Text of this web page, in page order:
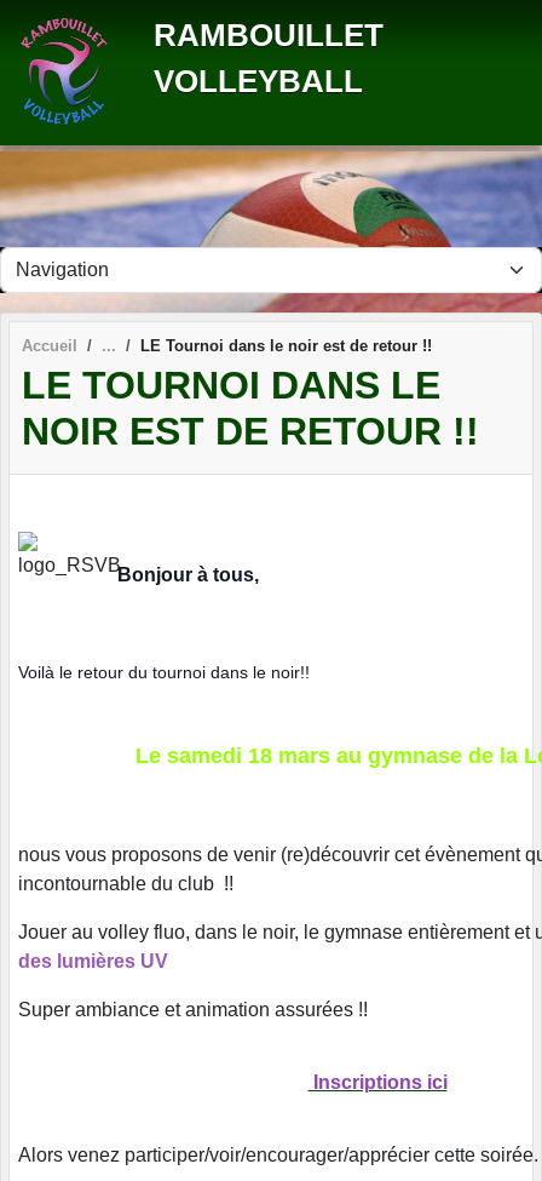
RAMBOUILLET
VOLLEYBALL
Accueil LE Tournoi dans le noir est de retour !!
LE TOURNOI DANS LE
NOIR EST DE RETOUR !!
Bonjour à tous,
Voilà le retour du tournoi dans le noir!!
Le samedi 18 mars au gymnase de la
nous vous proposons de venir (re)découvrir cet évènement
incontournable du club !!
Jouer au volley fluo, dans le noir, le gymnase entièrement et
des lumières UV
Super ambiance et animation assurées !!
Inscriptions ici
Alors venez participer/voir/encourager/apprécier cette soirée.
Panneau de gestion des cookies